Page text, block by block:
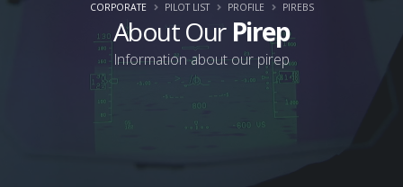
About Our Pirep
Information about our pirep
CORPORATE PILOT LIST PROFILE PIREBS